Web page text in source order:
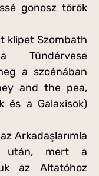
gonosz török
klipet Szombath
a szcénában
and the pea,
és a Galaxisok)
Arkadaşlarımla
után, mert a
az Altatóhoz